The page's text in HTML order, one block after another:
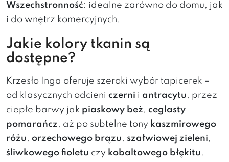
Wszechstronność: idealne zarówno do domu, jak
i do wnętrz komercyjnych.
Jakie kolory tkanin są
dostępne?
Krzesło Inga oferuje szeroki wybór tapicerek –
od klasycznych odcieni czerni i antracytu, przez
ciepłe barwy jak piaskowy beż, ceglasty
pomarańcz, aż po subtelne tony kaszmirowego
różu, orzechowego brązu, szałwiowej zieleni,
śliwkowego fioletu czy kobaltowego błękitu.